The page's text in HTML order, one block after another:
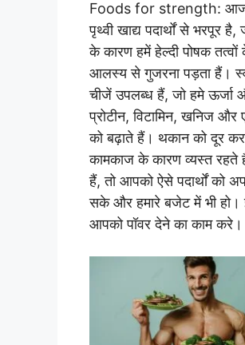
Foods for strength: आज की
पृथ्वी खाद्य पदार्थों से भरपूर
के कारण हमें हेल्दी पोषक
आलस्य से गुजरना पड़ता हैं।
चीजें उपलब्ध हैं, जो हमे
प्रोटीन, विटामिन, खनिज
को बढ़ाते हैं। थकान को दूर
कामकाज के कारण व्यस्त रहते
हैं, तो आपको ऐसे पदार्थों को
सके और हमारे बजेट में भी हो।
आपको पॉवर देने का काम